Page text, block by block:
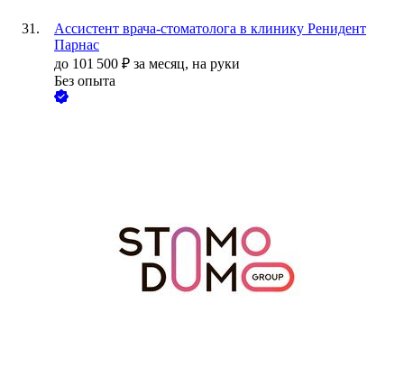
Ассистент врача-стоматолога в клинику Ренидент
Парнас
до 101 500 ₽ за месяц, на руки
Без опыта